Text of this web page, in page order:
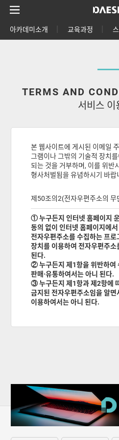
아카데미소개 교육과정
TERMS AND
서비스 이
본 웹사이트에 게시된 이메일
그램이나 그밖의 기술적 장치
되는 것을 거부하며, 이를 위반
형사처벌됨을 유념하시기 바랍
제50조의2(전자우편주소의 무
① 누구든지 인터넷 홈페이지
동의 없이 인터넷 홈페이지에
전자우편주소를 수집하는 프로
장치를 이용하여 전자우편주소
된다.
② 누구든지 제1항을 위반하여
판매·유통하여서는 아니 된다.
③ 누구든지 제1항과 제2항에
금지된 전자우편주소임을 알면
이용하여서는 아니 된다.